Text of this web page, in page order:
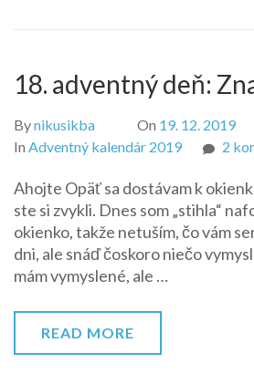
18. adventný deň:
Bynikusikba On 19. 12. 2019
In Adventný kalendár 2019 2
Ahojte Opäť sa dostávam k
ste si zvykli. Dnes som „stihla“
okienko, takže netuším, čo vám
dni, ale snáď čoskoro niečo
mám vymyslené, ale …
READ MORE